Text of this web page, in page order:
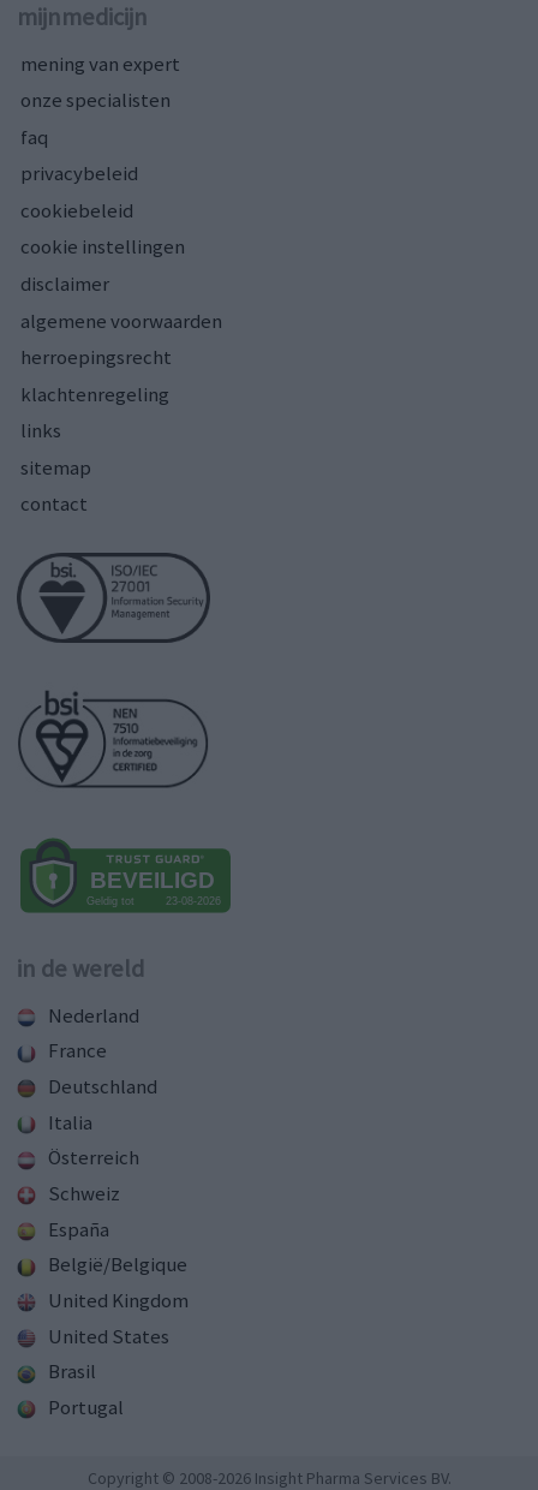
mijnmedicijn
mening van expert
onze specialisten
faq
privacybeleid
cookiebeleid
cookie instellingen
disclaimer
algemene voorwaarden
herroepingsrecht
klachtenregeling
links
sitemap
contact
in de wereld
Nederland
France
Deutschland
Italia
Österreich
Schweiz
España
België/Belgique
United Kingdom
United States
Brasil
Portugal
Copyright © 2008-2026 Insight Pharma Services BV.